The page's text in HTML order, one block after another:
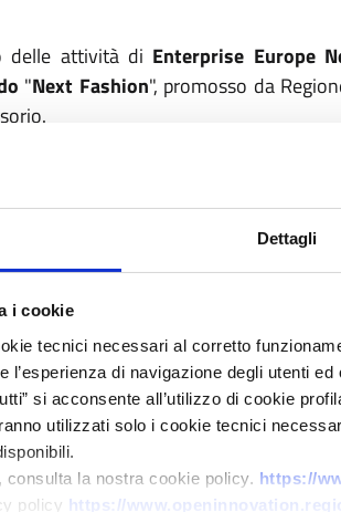
Dettagli
i cookie
tecnici necessari al corretto
l’esperienza di navigazione degli utenti
si acconsente all’utilizzo di cookie
utilizzati solo i cookie tecnici
consulta la nostra cookie policy. https://
policy https://
delle attività di Enterprise Europe
"Next Fashion", promosso da
10:30 alle 11:30
di
, la misura
sostenibile e
l’obiettivo di favorire l’adozione di
e sostenibilità.
manifatturiere lombarde
le opportunità offerte da una
caratteristiche principali
delle domande. Sarà inoltre possibile